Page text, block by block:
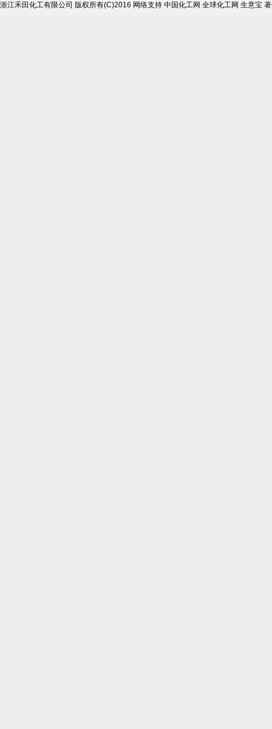
浙江禾田化工有限公司 版权所有(C)2016 网络支持 中国化工网 全球化工网 生意宝